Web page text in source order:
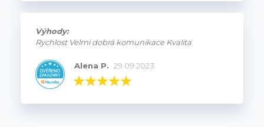
Výhody:
Rychlost Velmi dobrá komunikace Kvalita
Alena P. 29.09.2023